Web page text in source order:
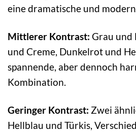
eine dramatische und
Mittlerer Kontrast: Grau und
und Creme, Dunkelrot und
spannende, aber dennoch
Kombination.
Geringer Kontrast: Zwei
Hellblau und Türkis,